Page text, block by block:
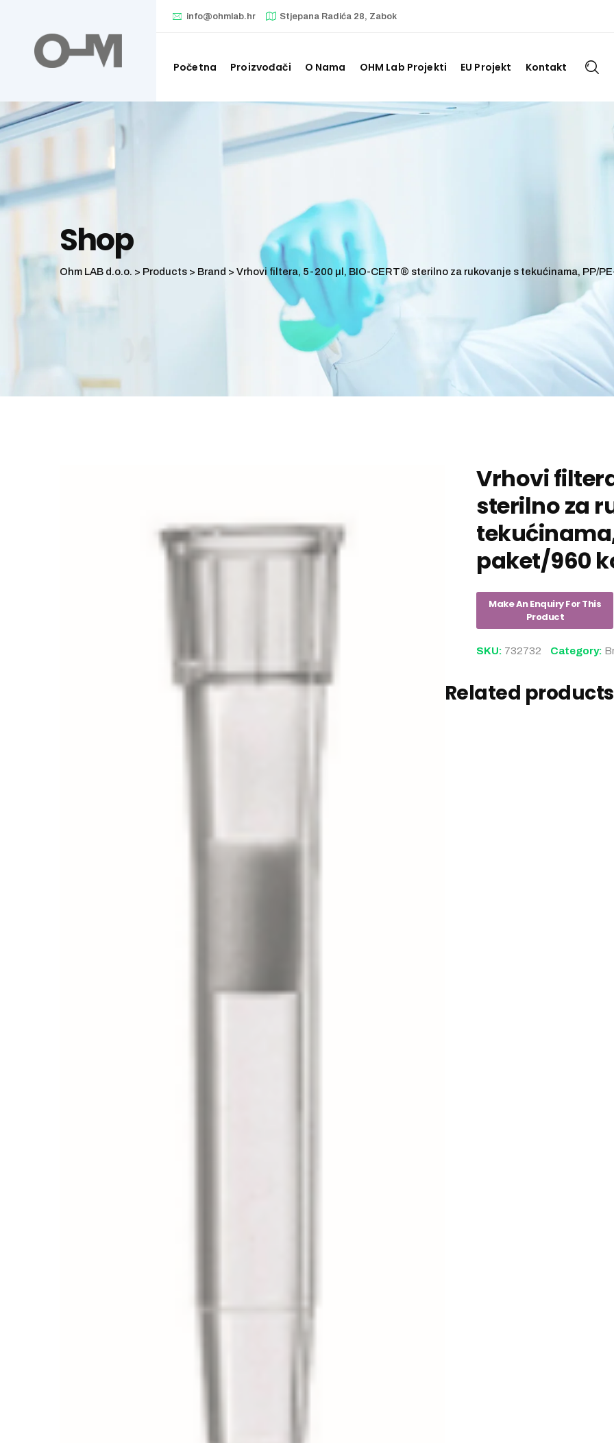
content
info@ohmlab.hr Stjepana Radića 28, Zabok
Početna Proizvođači O Nama OHM Lab Projekti EU Projekt Kontakt
Shop
Ohm LAB d.o.o. > Products > Brand > Vrhovi filtera, 5-200 µl, BIO-CERT® sterilno za rukovanje s tekućinama, PP/
Vrhovi
sterilno za
tekućinama,
paket/960
SKU: 732732 Category:
Related products